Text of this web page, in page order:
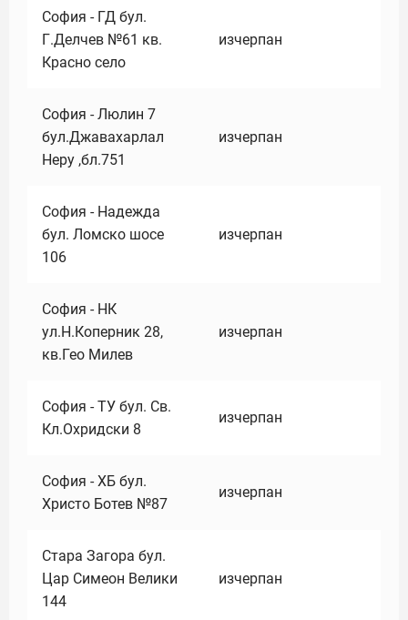
София - ГД бул.
Г.Делчев №61 кв.
Красно село
изчерпан
София - Люлин 7
бул.Джавахарлал
Неру ,бл.751
изчерпан
София - Надежда
бул. Ломско шосе
106
изчерпан
София - НК
ул.Н.Коперник 28,
кв.Гео Милев
изчерпан
София - ТУ бул. Св.
Кл.Охридски 8
изчерпан
София - ХБ бул.
Христо Ботев №87
изчерпан
Стара Загора бул.
Цар Симеон Велики
144
изчерпан